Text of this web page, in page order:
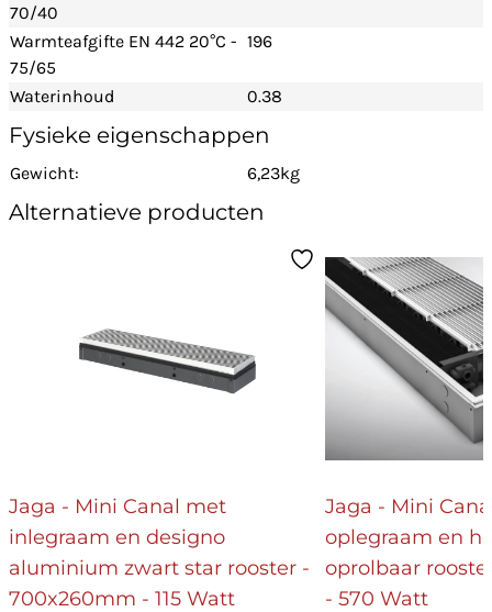
70/40
Warmteafgifte EN 442 20°C -
75/65
196
Waterinhoud 0.38
Fysieke eigenschappen
Gewicht: 6,23kg
Alternatieve producten
Jaga - Mini Canal met
inlegraam en designo
aluminium zwart star rooster -
700x260mm - 115 Watt
Jaga - Mini
oplegraam en
oprolbaar
- 570 Watt